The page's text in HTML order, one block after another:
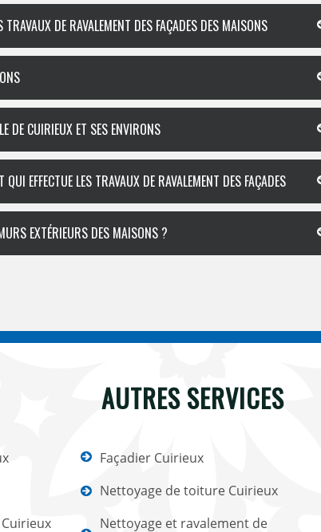
DE RAVALEMENT DES FAÇADES DES MAISONS
DE CUIRIEUX ET SES ENVIRONS
EFFECTUE LES TRAVAUX DE RAVALEMENT DES FAÇADES
EXTÉRIEURS DES MAISONS ?
AUTRES SERVICES
Façadier Cuirieux
Nettoyage de toiture Cuirieux
Nettoyage et ravalement de